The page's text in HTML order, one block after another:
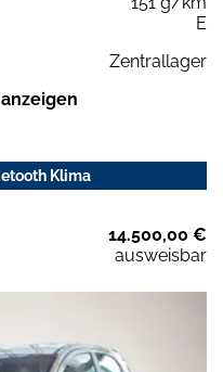
E
Zentrallager
Klima
14.500,00 €
ausweisbar